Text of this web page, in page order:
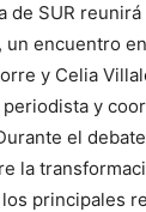
de SUR
un encuentro
y Celia
y
el
la
principales